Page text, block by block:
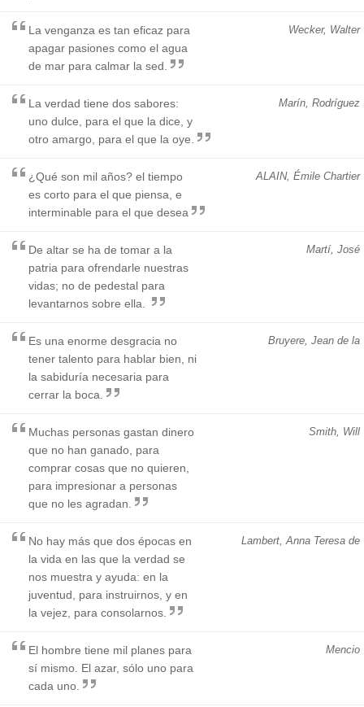
Wecker, Walter
La venganza es tan eficaz para
apagar pasiones como el agua
de mar para calmar la sed.
Marín, Rodríguez
La verdad tiene dos sabores:
uno dulce, para el que la dice, y
otro amargo, para el que la oye.
ALAIN, Émile Chartier
¿Qué son mil años? el tiempo
es corto para el que piensa, e
interminable para el que desea
Martí, José
De altar se ha de tomar a la
patria para ofrendarle nuestras
vidas; no de pedestal para
levantarnos sobre ella.
Bruyere, Jean de la
Es una enorme desgracia no
tener talento para hablar bien, ni
la sabiduría necesaria para
cerrar la boca.
Smith, Will
Muchas personas gastan dinero
que no han ganado, para
comprar cosas que no quieren,
para impresionar a personas
que no les agradan.
Lambert, Anna Teresa de
No hay más que dos épocas en
la vida en las que la verdad se
nos muestra y ayuda: en la
juventud, para instruirnos, y en
la vejez, para consolarnos.
Mencio
El hombre tiene mil planes para
sí mismo. El azar, sólo uno para
cada uno.